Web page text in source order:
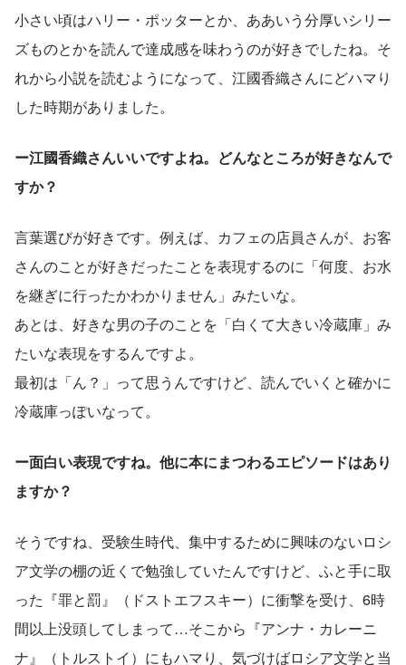
小さい頃はハリー・ポッターとか、ああいう分厚いシリー
ズものとかを読んで達成感を味わうのが好きでしたね。そ
れから小説を読むようになって、江國香織さんにどハマり
した時期がありました。
ー江國香織さんいいですよね。どんなところが好きなんで
すか？
言葉選びが好きです。例えば、カフェの店員さんが、お客
さんのことが好きだったことを表現するのに「何度、お水
を継ぎに行ったかわかりません」みたいな。
あとは、好きな男の子のことを「白くて大きい冷蔵庫」み
たいな表現をするんですよ。
最初は「ん？」って思うんですけど、読んでいくと確かに
冷蔵庫っぽいなって。
ー面白い表現ですね。他に本にまつわるエピソードはあり
ますか？
そうですね、受験生時代、集中するために興味のないロシ
ア文学の棚の近くで勉強していたんですけど、ふと手に取
った『罪と罰』（ドストエフスキー）に衝撃を受け、6時
間以上没頭してしまって…そこから『アンナ・カレーニ
ナ』（トルストイ）にもハマり、気づけばロシア文学と当